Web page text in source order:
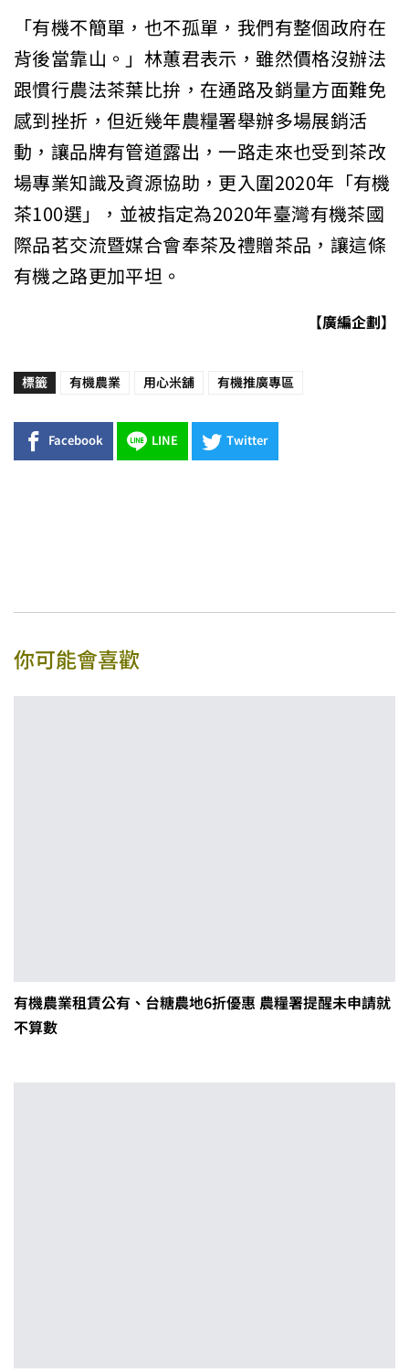
「有機不簡單，也不孤單，我們有整個政府在
背後當靠山。」林蕙君表示，雖然價格沒辦法
跟慣行農法茶葉比拚，在通路及銷量方面難免
感到挫折，但近幾年農糧署舉辦多場展銷活
動，讓品牌有管道露出，一路走來也受到茶改
場專業知識及資源協助，更入圍2020年「有機
茶100選」，並被指定為2020年臺灣有機茶國
際品茗交流暨媒合會奉茶及禮贈茶品，讓這條
有機之路更加平坦。
【廣編企劃】
標籤 有機農業 用心米舖 有機推廣專區
Facebook LINE Twitter
你可能會喜歡
有機農業租賃公有、台糖農地6折優惠 農糧署提醒未申請就
不算數